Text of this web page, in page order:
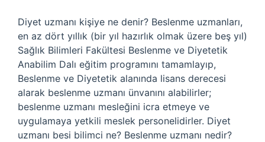
Diyet uzmanı kişiye ne denir? Beslenme uzmanları,
en az dört yıllık (bir yıl hazırlık olmak üzere beş yıl)
Sağlık Bilimleri Fakültesi Beslenme ve Diyetetik
Anabilim Dalı eğitim programını tamamlayıp,
Beslenme ve Diyetetik alanında lisans derecesi
alarak beslenme uzmanı ünvanını alabilirler;
beslenme uzmanı mesleğini icra etmeye ve
uygulamaya yetkili meslek personelidirler. Diyet
uzmanı besi bilimci ne? Beslenme uzmanı nedir?